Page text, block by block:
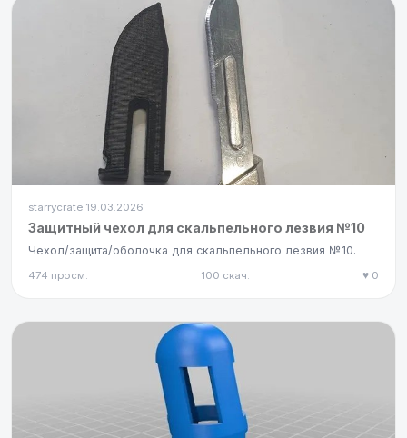
starrycrate·19.03.2026
Защитный чехол для скальпельного лезвия №10
Чехол/защита/оболочка для скальпельного лезвия №10.
474 просм. 100 скач. ♥ 0